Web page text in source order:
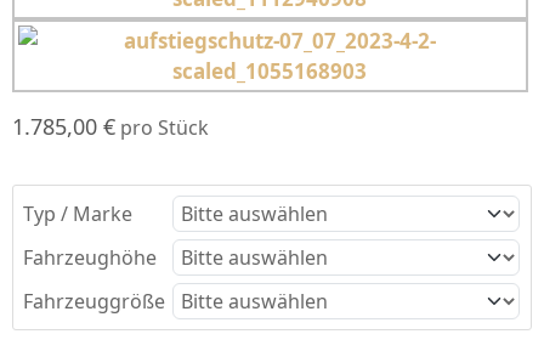
1.785,00 € pro Stück
Typ / Marke
Fahrzeughöhe
Fahrzeuggröße